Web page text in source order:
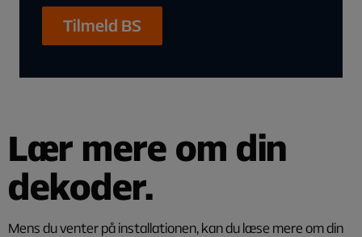
Tilmeld BS
Lær mere om din
dekoder.
Mens du venter på installationen, kan du læse mere om din